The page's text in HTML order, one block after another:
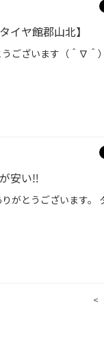
ヤ館郡山北】
安い‼️
<